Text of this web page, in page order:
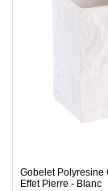
Gobelet Polyresine
Effet Pierre - Blanc